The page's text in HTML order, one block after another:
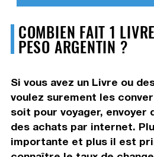
COMBIEN FAIT 1
PESO ARGENTIN ?
Si vous avez un Livre ou
voulez surement les
soit pour voyager, envoyer
des achats par internet.
importante et plus il est